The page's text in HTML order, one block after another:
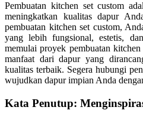
Pembuatan kitchen set custom
meningkatkan kualitas dapur
pembuatan kitchen set custom,
yang lebih fungsional, estetis,
memulai proyek pembuatan
manfaat dari dapur yang
kualitas terbaik. Segera hubungi
wujudkan dapur impian Anda
Kata Penutup: